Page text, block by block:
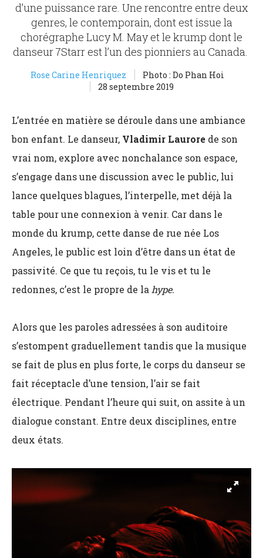
d’une puissance rare. Une rencontre entre deux
genres, le contemporain, dont est issue la
chorégraphe Lucy M. May et le krump dont le
danseur 7Starr est l’un des pionniers au Canada.
Rose Carine Henriquez
Photo : Do Phan Hoi
28 septembre 2019
L’entrée en matière se déroule dans une ambiance
bon enfant. Le danseur, Vladimir Laurore de son
vrai nom, explore avec nonchalance son espace,
s’engage dans une discussion avec le public, lui
lance quelques blagues, l’interpelle, met déjà la
table pour une connexion à venir. Car dans le
monde du krump, cette danse de rue née Los
Angeles, le public est loin d’être dans un état de
passivité. Ce que tu reçois, tu le vis et tu le
redonnes, c’est le propre de la hype.
Alors que les paroles adressées à son auditoire
s’estompent graduellement tandis que la musique
se fait de plus en plus forte, le corps du danseur se
fait réceptacle d’une tension, l’air se fait
électrique. Pendant l’heure qui suit, on assite à un
dialogue constant. Entre deux disciplines, entre
deux états.